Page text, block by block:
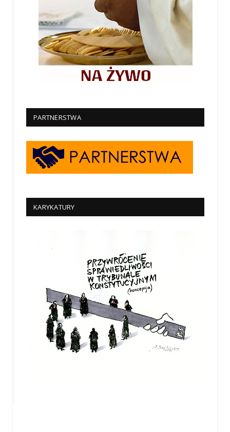
PARTNERSTWA
KARYKATURY